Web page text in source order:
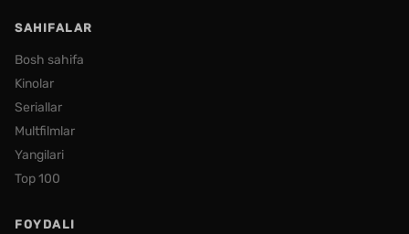
SAHIFALAR
Bosh sahifa
Kinolar
Seriallar
Multfilmlar
Yangilari
Top 100
FOYDALI